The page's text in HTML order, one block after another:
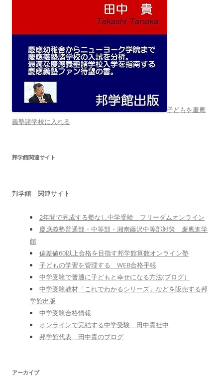
子どもを慶應
義塾諸学校に入れる
邦学館関連サイト
邦学館 関連サイト
2年間で完成する塾なし中学受験 フリーダムオンライン
慶應義塾普通部・中等部・湘南藤沢中等部対策 慶應進学
館
偏差値60以上合格を目指す邦学館算数オンライン塾
子どもの学習を管理する WEB合格手帳
中学受験で普通に子どもと幸せになる方法(ブログ）
中学受験教材「これでわかるシリーズ」などを販売する邦
学館出版
中学受験合格情報
オンラインで完結する中学受験 田中貴社中
邦学館代表 田中貴のブログ
アーカイブ